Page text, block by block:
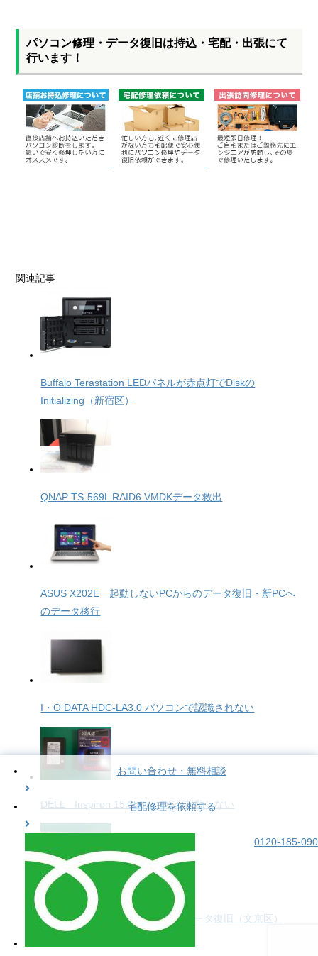
パソコン修理・データ復旧は持込・宅配・出張にて
行います！
関連記事
Buffalo Terastation LEDパネルが赤点灯でDiskの
Initializing（新宿区）
QNAP TS-569L RAID6 VMDKデータ救出
ASUS X202E 起動しないPCからのデータ復旧・新PCへ
のデータ移行
I・O DATA HDC-LA3.0 パソコンで認識されない
DELL Inspiron 15 3567 OSが起動しない
MacBook Air (Late2008 )A1304 データ復旧（文京区）
お問い合わせ・無料相談
宅配修理を依頼する
0120-185-090